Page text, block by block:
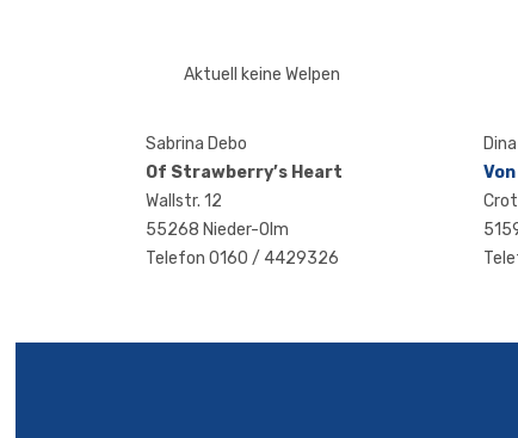
Aktuell keine Welpen
Sabri­na Debo
Of Strawberry’s Heart
Wall­str. 12
55268 Nieder-Olm
Tele­fon 0160 / 4429326